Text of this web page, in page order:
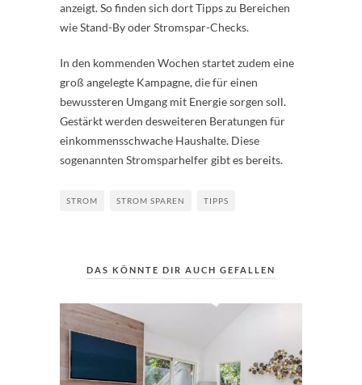
anzeigt. So finden sich dort Tipps zu Bereichen
wie Stand-By oder Stromspar-Checks.
In den kommenden Wochen startet zudem eine
groß angelegte Kampagne, die für einen
bewussteren Umgang mit Energie sorgen soll.
Gestärkt werden desweiteren Beratungen für
einkommensschwache Haushalte. Diese
sogenannten Stromsparhelfer gibt es bereits.
STROM STROM SPAREN TIPPS
DAS KÖNNTE DIR AUCH GEFALLEN